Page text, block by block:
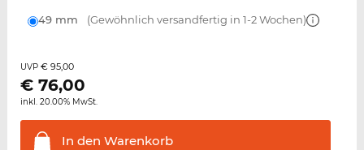
49 mm (Gewöhnlich versandfertig in 1-2 Wochen)
UVP € 95,00
€ 76,00
inkl. 20.00% MwSt.
In den Warenkorb